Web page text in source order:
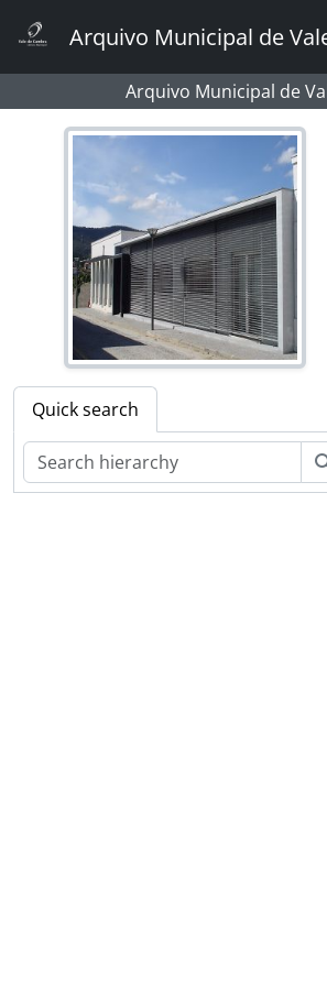
Arquivo Municipal de
Arquivo Municipal de
Quick search